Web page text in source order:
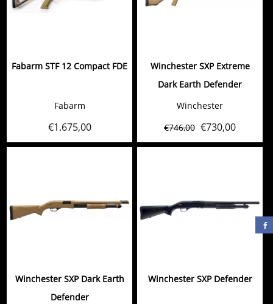
Fabarm STF 12 Compact FDE
Fabarm
€1.675,00
Winchester SXP Extreme
Dark Earth Defender
Winchester
€746,00 €730,00
Winchester SXP Dark Earth
Defender
Winchester SXP Defender